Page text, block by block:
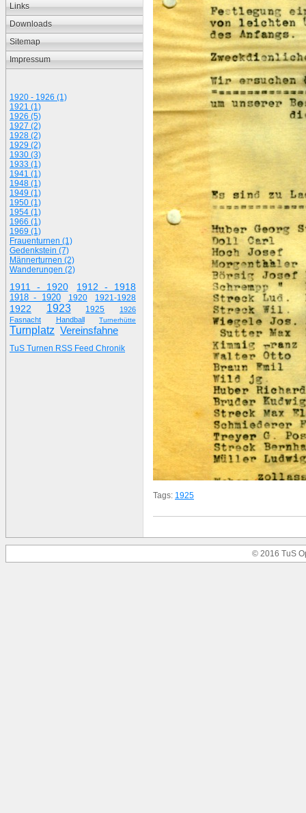
Links
Downloads
Sitemap
Impressum
1920 - 1926 (1)
1921 (1)
1926 (5)
1927 (2)
1928 (2)
1929 (2)
1930 (3)
1933 (1)
1941 (1)
1948 (1)
1949 (1)
1950 (1)
1954 (1)
1966 (1)
1969 (1)
Frauenturnen (1)
Gedenkstein (7)
Männerturnen (2)
Wanderungen (2)
1911 - 1920
1912 - 1918
1918 - 1920
1920 1921-1928
1922 1923 1925
1926
Fasnacht
Handball Turnerhütte
Turnplatz Vereinsfahne
TuS Turnen RSS Feed Chronik
Tags: 1925
© 2016 TuS